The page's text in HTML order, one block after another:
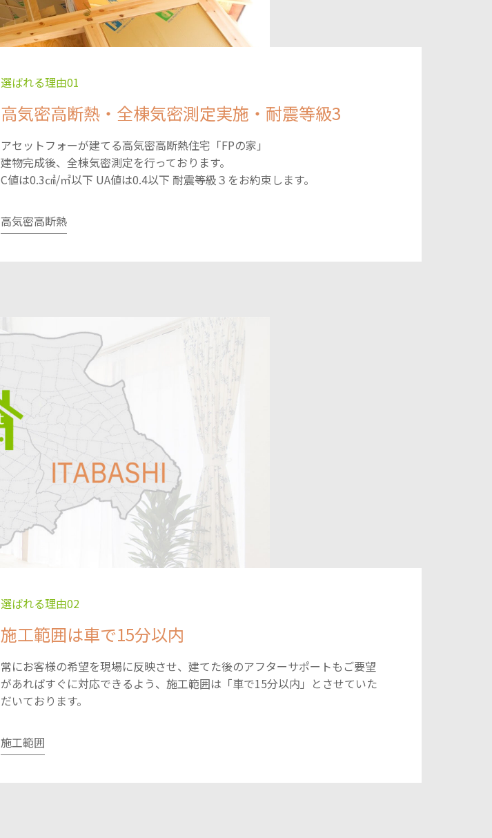
選ばれる理由01
高気密高断熱・全棟気密測定実施・耐震等級3
アセットフォーが建てる高気密高断熱住宅「FPの家」
建物完成後、全棟気密測定を行っております。
C値は0.3㎠/㎡以下 UA値は0.4以下 耐震等級３をお約束します。
高気密高断熱
選ばれる理由02
施工範囲は車で15分以内
常にお客様の希望を現場に反映させ、建てた後のアフターサポートもご要望
があればすぐに対応できるよう、施工範囲は「車で15分以内」とさせていた
だいております。
施工範囲